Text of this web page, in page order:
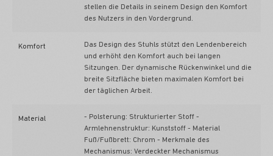
stellen die Details in seinem Design den Komfort
des Nutzers in den Vordergrund.
Komfort
Das Design des Stuhls stützt den Lendenbereich
und erhöht den Komfort auch bei langen
Sitzungen. Der dynamische Rückenwinkel und die
breite Sitzfläche bieten maximalen Komfort bei
der täglichen Arbeit.
Material
- Polsterung: Strukturierter Stoff -
Armlehnenstruktur: Kunststoff - Material
Fuß/Fußbrett: Chrom - Merkmale des
Mechanismus: Verdeckter Mechanismus